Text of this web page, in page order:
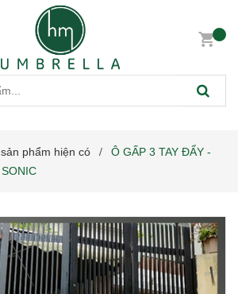
phẩm hiện có /
Ô GẤP 3 TAY ĐẨY -